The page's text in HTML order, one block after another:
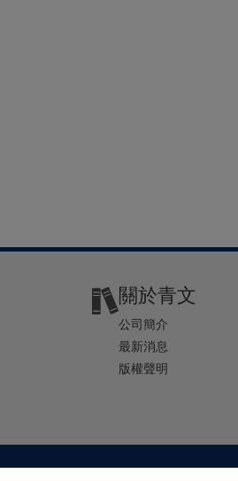
關於青文
公司簡介
最新消息
版權聲明